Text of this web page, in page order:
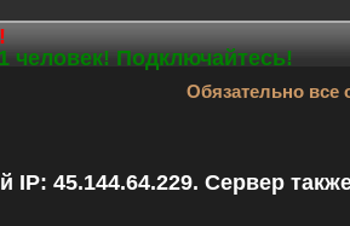
человек! Подключайтесь!
Обязательно все
45.144.64.229. Сервер